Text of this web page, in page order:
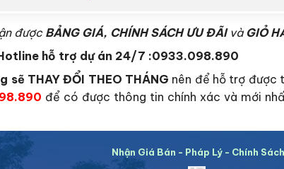
được BẢNG GIÁ, CHÍNH SÁCH ƯU ĐÃIvàGIỎ
hỗ trợ dự án 24/7 :0933.098.890
sẽ THAY ĐỔI THEO THÁNG nên để hỗ trợ được
để có được thông tin chính xác và mới
Nhận Giá Bán - Pháp Lý - Chính